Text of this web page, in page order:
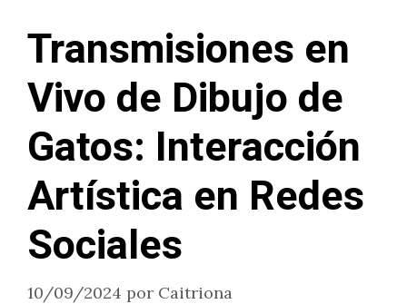
Transmisiones en
Vivo de Dibujo de
Gatos: Interacción
Artística en Redes
Sociales
10/09/2024 por Caitriona